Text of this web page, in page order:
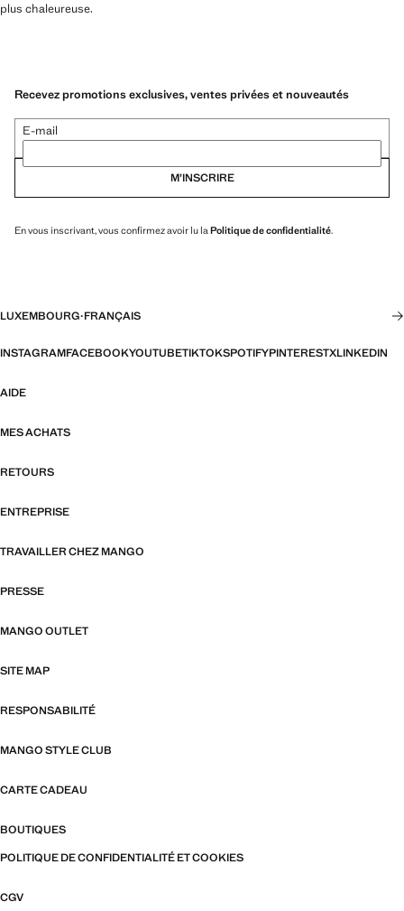
plus chaleureuse.
Recevez promotions exclusives, ventes privées et nouveautés
E-mail
M’INSCRIRE
En vous inscrivant, vous confirmez avoir lu la Politique de confidentialité.
LUXEMBOURG·FRANÇAIS
INSTAGRAMFACEBOOKYOUTUBETIKTOKSPOTIFYPINTERESTXLINKEDIN
AIDE
MES ACHATS
RETOURS
ENTREPRISE
TRAVAILLER CHEZ MANGO
PRESSE
MANGO OUTLET
SITE MAP
RESPONSABILITÉ
MANGO STYLE CLUB
CARTE CADEAU
BOUTIQUES
POLITIQUE DE CONFIDENTIALITÉ ET COOKIES
CGV